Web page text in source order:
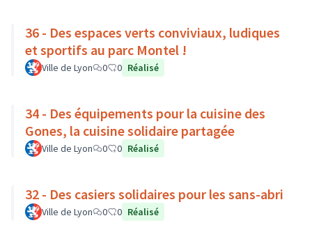
36 - Des espaces verts conviviaux, ludiques
et sportifs au parc Montel !
Ville de Lyon 0 0 Réalisé
34 - Des équipements pour la cuisine des
Gones, la cuisine solidaire partagée
Ville de Lyon 0 0 Réalisé
32 - Des casiers solidaires pour les sans-abri
Ville de Lyon 0 0 Réalisé